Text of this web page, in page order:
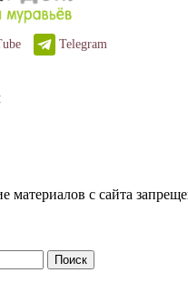
Telegram
материалов с сайта
Поиск